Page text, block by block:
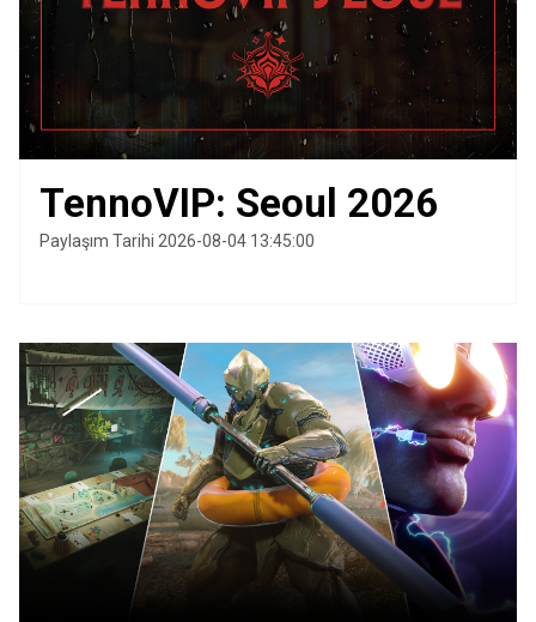
TennoVIP: Seoul 2026
Paylaşım Tarihi 2026-08-04 13:45:00